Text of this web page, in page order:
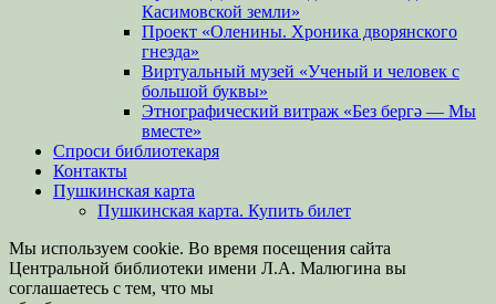
Касимовской земли»
Проект «Оленины. Хроника дворянского
гнезда»
Виртуальный музей «Ученый и человек с
большой буквы»
Этнографический витраж «Без бергə — Мы
вместе»
Спроси библиотекаря
Контакты
Пушкинская карта
Пушкинская карта. Купить билет
Мы используем cookie. Во время посещения сайта
Центральной библиотеки имени Л.А. Малюгина вы
соглашаетесь с тем, что мы